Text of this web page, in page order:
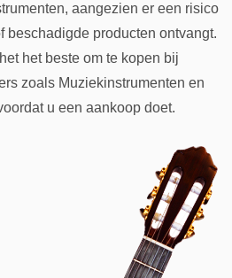
aangezien er een risico
beschadigde producten ontvangt.
het beste om te kopen bij
zoals Muziekinstrumenten en
u een aankoop doet.